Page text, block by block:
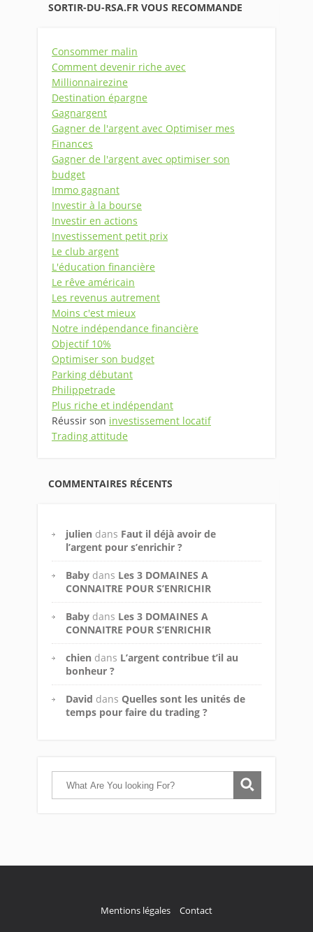
SORTIR-DU-RSA.FR VOUS RECOMMANDE
Consommer malin
Comment devenir riche avec
Millionnairezine
Destination épargne
Gagnargent
Gagner de l'argent avec Optimiser mes
Finances
Gagner de l'argent avec optimiser son
budget
Immo gagnant
Investir à la bourse
Investir en actions
Investissement petit prix
Le club argent
L'éducation financière
Le rêve américain
Les revenus autrement
Moins c'est mieux
Notre indépendance financière
Objectif 10%
Optimiser son budget
Parking débutant
Philippetrade
Plus riche et indépendant
Réussir son investissement locatif
Trading attitude
COMMENTAIRES RÉCENTS
julien dans Faut il déjà avoir de
l’argent pour s’enrichir ?
Baby dans Les 3 DOMAINES A
CONNAITRE POUR S’ENRICHIR
Baby dans Les 3 DOMAINES A
CONNAITRE POUR S’ENRICHIR
chien dans L’argent contribue t’il au
bonheur ?
David dans Quelles sont les unités de
temps pour faire du trading ?
Mentions légales Contact